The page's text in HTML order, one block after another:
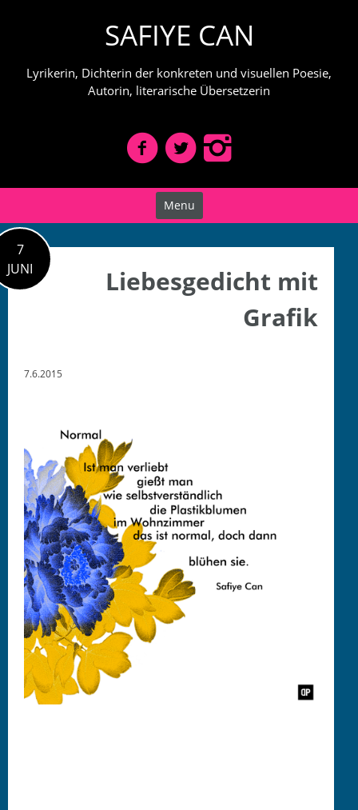
SAFIYE CAN
Lyrikerin, Dichterin der konkreten und visuellen Poesie,
Autorin, literarische Übersetzerin
Menu
7
JUNI
Liebesgedicht mit
Grafik
7.6.2015